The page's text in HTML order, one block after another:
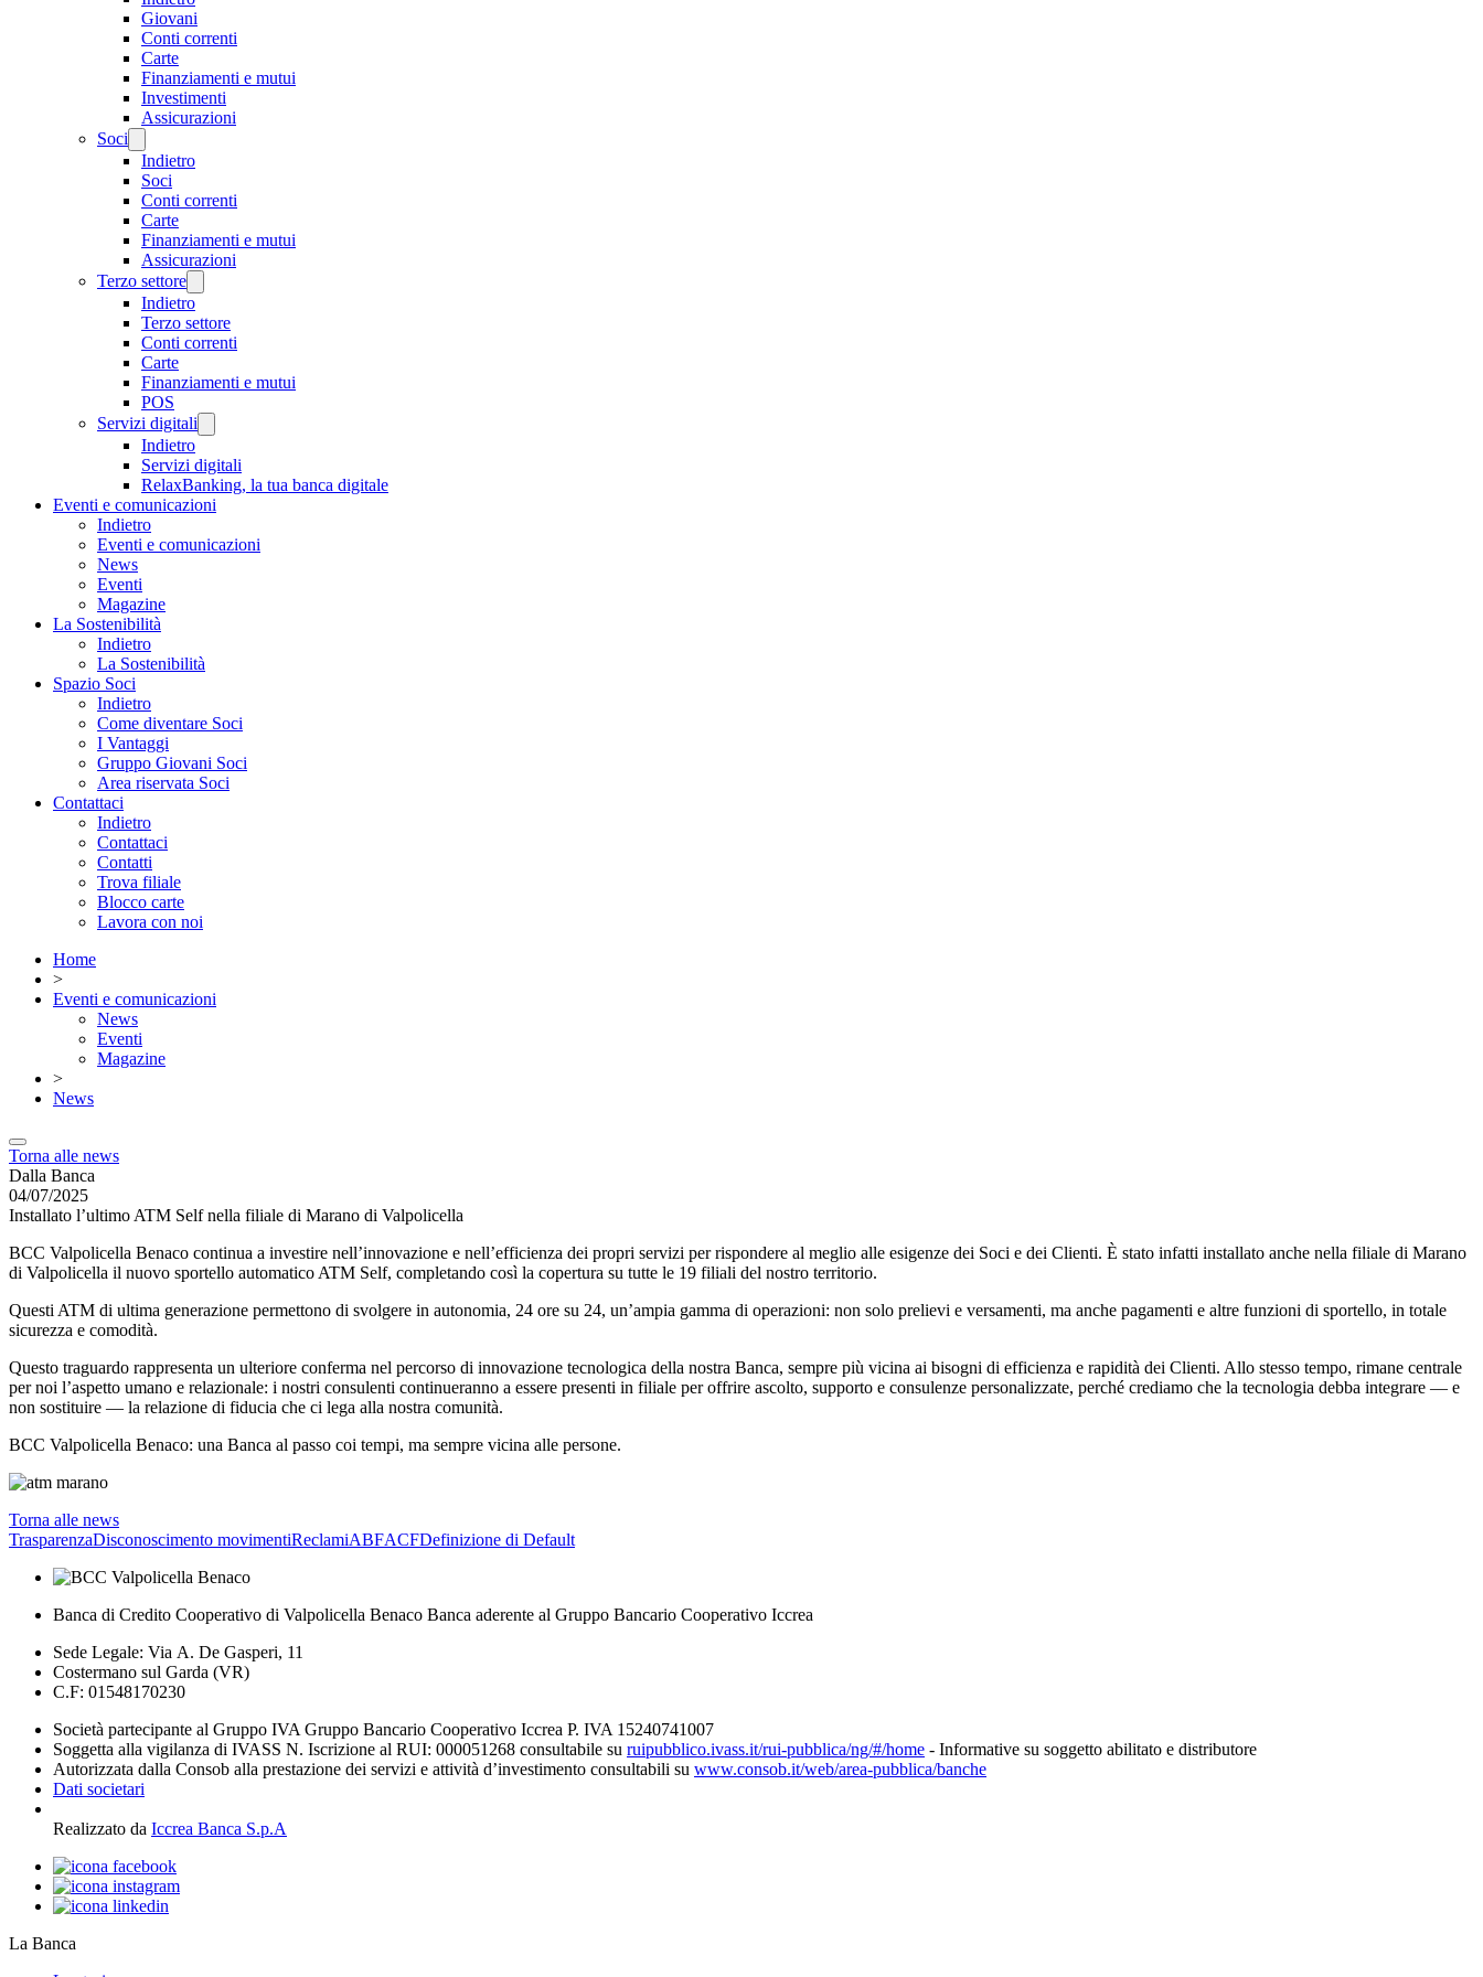
Giovani
Conti correnti
Carte
Finanziamenti e mutui
Investimenti
Assicurazioni
Soci
Indietro
Soci
Conti correnti
Carte
Finanziamenti e mutui
Assicurazioni
Terzo settore
Indietro
Terzo settore
Conti correnti
Carte
Finanziamenti e mutui
POS
Servizi digitali
Indietro
Servizi digitali
RelaxBanking, la tua banca digitale
Eventi e comunicazioni
Indietro
Eventi e comunicazioni
News
Eventi
Magazine
La Sostenibilità
Indietro
La Sostenibilità
Spazio Soci
Indietro
Come diventare Soci
I Vantaggi
Gruppo Giovani Soci
Area riservata Soci
Contattaci
Indietro
Contattaci
Contatti
Trova filiale
Blocco carte
Lavora con noi
Home
>
Eventi e comunicazioni
News
Eventi
Magazine
>
News
Torna alle news
Dalla Banca
04/07/2025
Installato l’ultimo ATM Self nella filiale di Marano di Valpolicella
BCC Valpolicella Benaco continua a investire nell’innovazione e nell’efficienza dei propri servizi per rispondere al meglio alle esigenze dei Soci e dei Clienti. È stato infatti installato anche nella filiale di Marano
di Valpolicella il nuovo sportello automatico ATM Self, completando così la copertura su tutte le 19 filiali del nostro territorio.
Questi ATM di ultima generazione permettono di svolgere in autonomia, 24 ore su 24, un’ampia gamma di operazioni: non solo prelievi e versamenti, ma anche pagamenti e altre funzioni di sportello, in totale
sicurezza e comodità.
Questo traguardo rappresenta un ulteriore conferma nel percorso di innovazione tecnologica della nostra Banca, sempre più vicina ai bisogni di efficienza e rapidità dei Clienti. Allo stesso tempo, rimane centrale
per noi l’aspetto umano e relazionale: i nostri consulenti continueranno a essere presenti in filiale per offrire ascolto, supporto e consulenze personalizzate, perché crediamo che la tecnologia debba integrare — e
non sostituire — la relazione di fiducia che ci lega alla nostra comunità.
BCC Valpolicella Benaco: una Banca al passo coi tempi, ma sempre vicina alle persone.
Torna alle news
TrasparenzaDisconoscimento movimentiReclamiABFACFDefinizione di Default
Banca di Credito Cooperativo di Valpolicella Benaco Banca aderente al Gruppo Bancario Cooperativo Iccrea
Sede Legale: Via A. De Gasperi, 11
Costermano sul Garda (VR)
C.F: 01548170230
Società partecipante al Gruppo IVA Gruppo Bancario Cooperativo Iccrea P. IVA 15240741007
Soggetta alla vigilanza di IVASS N. Iscrizione al RUI: 000051268 consultabile su ruipubblico.ivass.it/rui-pubblica/ng/#/home - Informative su soggetto abilitato e distributore
Autorizzata dalla Consob alla prestazione dei servizi e attività d’investimento consultabili su www.consob.it/web/area-pubblica/banche
Dati societari
Realizzato da Iccrea Banca S.p.A
La Banca